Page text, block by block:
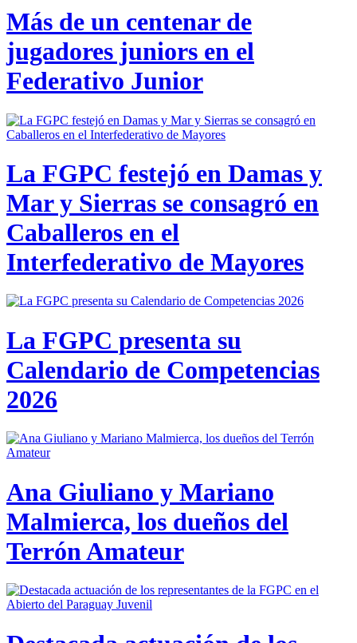
Más de un centenar de
jugadores juniors en el
Federativo Junior
La FGPC festejó en Damas y
Mar y Sierras se consagró en
Caballeros en el
Interfederativo de Mayores
La FGPC presenta su
Calendario de Competencias
2026
Ana Giuliano y Mariano
Malmierca, los dueños del
Terrón Amateur